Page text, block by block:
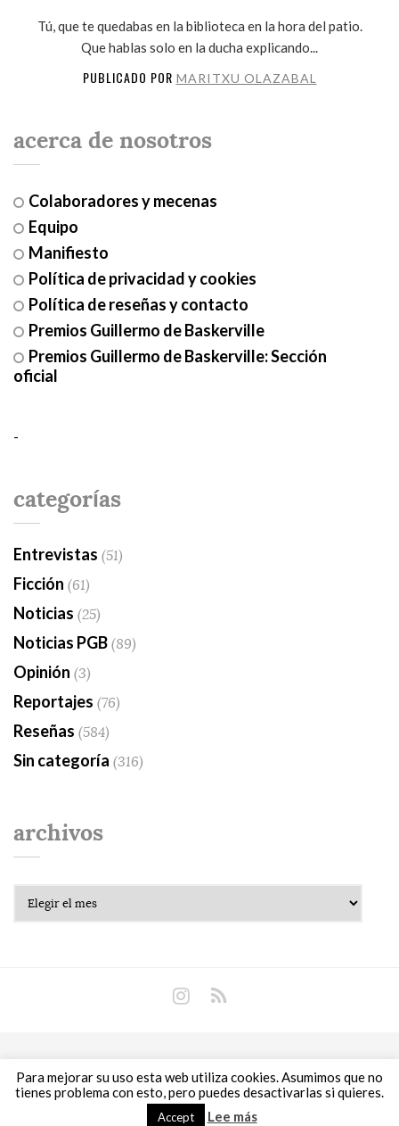
Tú, que te quedabas en la biblioteca en la hora del patio.
Que hablas solo en la ducha explicando...
PUBLICADO POR MARITXU OLAZABAL
acerca de nosotros
Colaboradores y mecenas
Equipo
Manifiesto
Política de privacidad y cookies
Política de reseñas y contacto
Premios Guillermo de Baskerville
Premios Guillermo de Baskerville: Sección
oficial
-
categorías
Entrevistas (51)
Ficción (61)
Noticias (25)
Noticias PGB(89)
Opinión (3)
Reportajes (76)
Reseñas (584)
Sin categoría (316)
archivos
Copyright © 2018 Libros Prohibidos •
Política de
privacidad
Para mejorar su uso esta web utiliza cookies. Asumimos que no
tienes problema con esto, pero puedes desactivarlas si quieres.
Accept Lee más